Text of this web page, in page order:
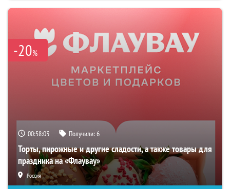
-20%
00:58:02 Получили:6
Торты, пирожные и другие сладости, а также товары для
праздника на «Флаувау»
Россия